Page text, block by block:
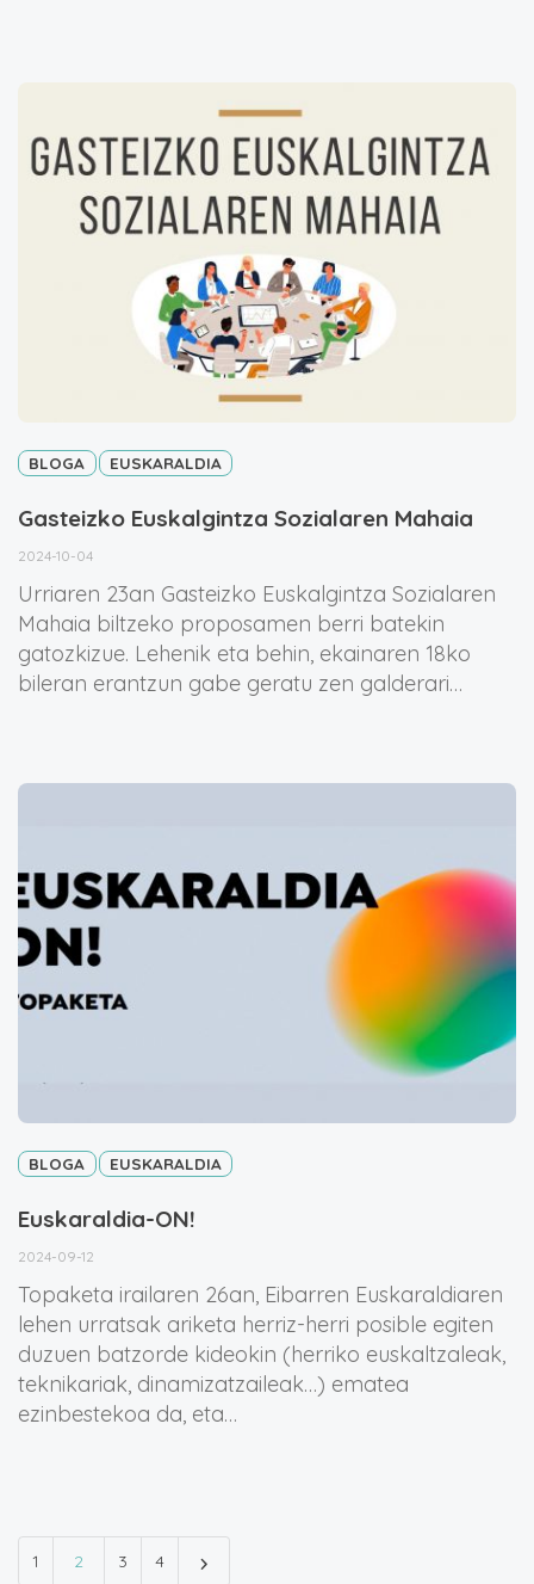
BLOGA EUSKARALDIA
Gasteizko Euskalgintza Sozialaren Mahaia
2024-10-04
Urriaren 23an Gasteizko Euskalgintza Sozialaren
Mahaia biltzeko proposamen berri batekin
gatozkizue. Lehenik eta behin, ekainaren 18ko
bileran erantzun gabe geratu zen galderari…
BLOGA EUSKARALDIA
Euskaraldia-ON!
2024-09-12
Topaketa irailaren 26an, Eibarren Euskaraldiaren
lehen urratsak ariketa herriz-herri posible egiten
duzuen batzorde kideokin (herriko euskaltzaleak,
teknikariak, dinamizatzaileak…) ematea
ezinbestekoa da, eta…
1 2 3 4